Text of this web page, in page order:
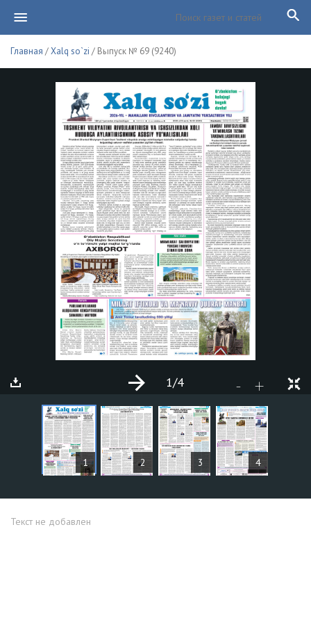
Главная /Xalq so`zi / Выпуск № 69 (9240)
1 2 3 4
- +
1/4
СТАТЬИ
Текст не добавлен